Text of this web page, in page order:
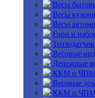
Весы
Весы
Весы
Гири и
Весовые
Денежные
ККМ и
Весовые
ККМ и